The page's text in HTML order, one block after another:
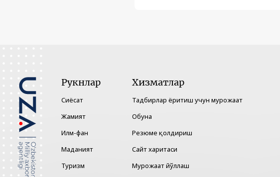
Рукнлар
Сиёсат
Жамият
Илм-фан
Маданият
Туризм
Хизматлар
Тадбирлар ёритиш учун мурожаат
Обуна
Резюме қолдириш
Сайт харитаси
Мурожаат йўллаш